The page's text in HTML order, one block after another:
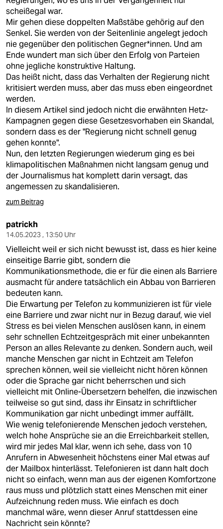
scheißegal war.
Mir gehen diese doppelten Maßstäbe gehörig auf den
Senkel. Sie werden von der Seitenlinie angelegt jedoch
nie gegenüber den politischen Gegner*innen. Und am
Ende wundert man sich über den Erfolg von Parteien
ohne jegliche konstruktive Haltung.
Das heißt nicht, dass das Verhalten der Regierung nicht
kritisiert werden muss, aber das muss eben eingeordnet
werden.
In diesem Artikel sind jedoch nicht die erwähnten Hetz-
Kampagnen gegen diese Gesetzesvorhaben ein Skandal,
sondern dass es der "Regierung nicht schnell genug
gehen konnte".
Nun, den letzten Regierungen wiederum ging es bei
klimapolitischen Maßnahmen nicht langsam genug und
der Journalismus hat komplett darin versagt, das
angemessen zu skandalisieren.
zum Beitrag
patrickh
14.05.2023 , 13:50 Uhr
Vielleicht weil er sich nicht bewusst ist, dass es hier keine
einseitige Barrie gibt, sondern die
Kommunikationsmethode, die er für die einen als Barriere
ausmacht für andere tatsächlich ein Abbau von Barrieren
bedeuten kann.
Die Erwartung per Telefon zu kommunizieren ist für viele
eine Barriere und zwar nicht nur in Bezug darauf, wie viel
Stress es bei vielen Menschen auslösen kann, in einem
sehr schnellen Echtzeitgespräch mit einer unbekannten
Person an alles Relevante zu denken. Sondern auch, weil
manche Menschen gar nicht in Echtzeit am Telefon
sprechen können, weil sie vielleicht nicht hören können
oder die Sprache gar nicht beherrschen und sich
vielleicht mit Online-Übersetzern behelfen, die inzwischen
teilweise so gut sind, dass ihr Einsatz in schriftlicher
Kommunikation gar nicht unbedingt immer auffällt.
Wie wenig telefonierende Menschen jedoch verstehen,
welch hohe Ansprüche sie an die Erreichbarkeit stellen,
wird mir jedes Mal klar, wenn ich sehe, dass von 10
Anrufern in Abwesenheit höchstens einer Mal etwas auf
der Mailbox hinterlässt. Telefonieren ist dann halt doch
nicht so einfach, wenn man aus der eigenen Komfortzone
raus muss und plötzlich statt eines Menschen mit einer
Aufzeichnung reden muss. Wie einfach es doch
manchmal wäre, wenn dieser Anruf stattdessen eine
Nachricht sein könnte?